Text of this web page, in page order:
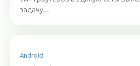
задачу...
Android